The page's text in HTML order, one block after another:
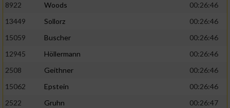
8922
Woods
00:26:46
13449
Sollorz
00:26:46
15059
Buscher
00:26:46
12945
Höllermann
00:26:46
2508
Geithner
00:26:46
15062
Epstein
00:26:46
2522
Gruhn
00:26:47